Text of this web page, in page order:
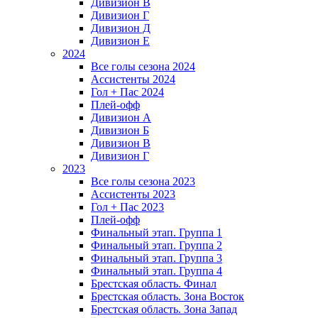
Дивизион В
Дивизион Г
Дивизион Д
Дивизион Е
2024
Все голы сезона 2024
Ассистенты 2024
Гол + Пас 2024
Плей-офф
Дивизион A
Дивизион Б
Дивизион В
Дивизион Г
2023
Все голы сезона 2023
Ассистенты 2023
Гол + Пас 2023
Плей-офф
Финальный этап. Группа 1
Финальный этап. Группа 2
Финальный этап. Группа 3
Финальный этап. Группа 4
Брестская область. Финал
Брестская область. Зона Восток
Брестская область. Зона Запад